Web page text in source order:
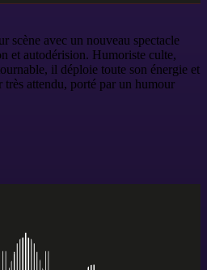
scène avec un nouveau spectacle
et autodérision. Humoriste culte,
il déploie toute son énergie et
très attendu, porté par un humour